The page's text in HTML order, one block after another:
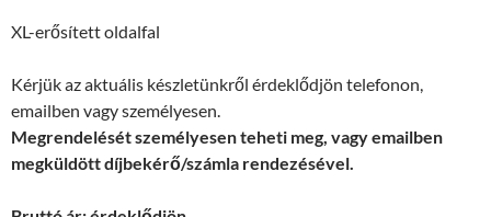
XL-erősített oldalfal
Kérjük az aktuális készletünkről érdeklődjön telefonon,
emailben vagy személyesen.
Megrendelését személyesen teheti meg, vagy emailben
megküldött díjbekérő/számla rendezésével.